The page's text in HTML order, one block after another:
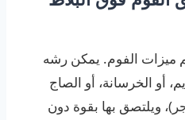
ميزات الفوم. يمكن رشه
أو الخرسانة، أو الصاج
ويلتصق بها بقوة دون